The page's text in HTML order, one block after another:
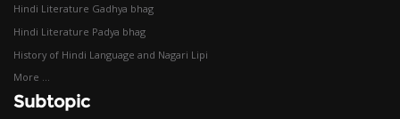
Hindi Literature Gadhya bhag
Hindi Literature Padya bhag
History of Hindi Language and Nagari Lipi
More ...
Subtopic